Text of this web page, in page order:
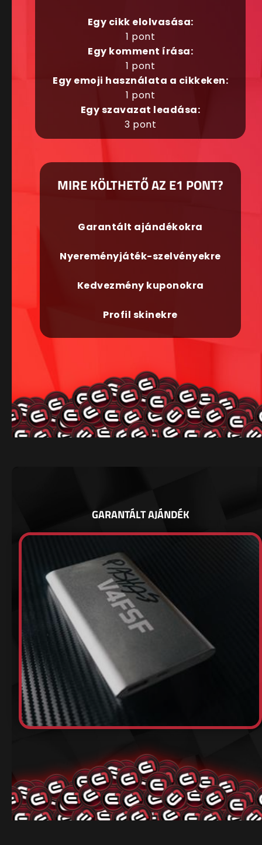
Egy cikk elolvasása:
1 pont
Egy komment írása:
1 pont
Egy emoji használata a cikkeken:
1 pont
Egy szavazat leadása:
3 pont
MIRE KÖLTHETŐ AZ E1 PONT?
Garantált ajándékokra
Nyereményjáték-szelvényekre
Kedvezmény kuponokra
Profil skinekre
GARANTÁLT AJÁNDÉK